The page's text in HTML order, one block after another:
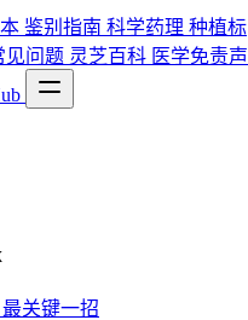
鉴别指南 科学药理 种植标
见问题 灵芝百科 医学免责声
关键一招